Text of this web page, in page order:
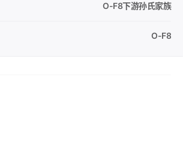
O-F8下游孙氏家族
O-F8